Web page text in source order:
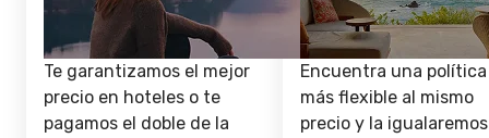
Te garantizamos el mejor
precio en hoteles o te
pagamos el doble de la
Encuentra una política
más flexible al mismo
precio y la